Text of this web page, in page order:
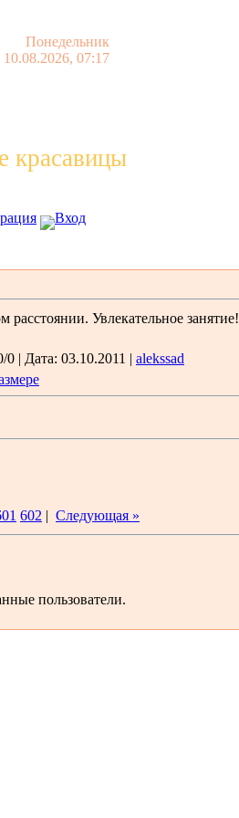
Понедельник
10.08.2026, 07:17
красавицы
Вход
Увлекательное занятие!
| Дата: 03.10.2011 | alekssad
602 | Следующая »
пользователи.